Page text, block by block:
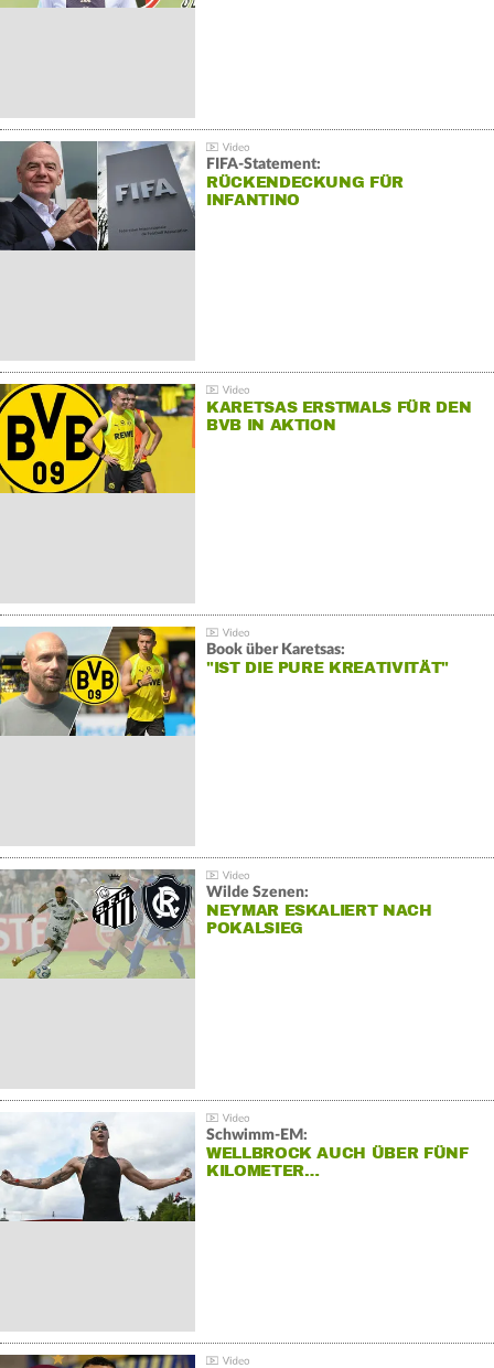
FIFA-Statement:
RÜCKENDECKUNG FÜR
INFANTINO
KARETSAS ERSTMALS FÜR DEN
BVB IN AKTION
Book über Karetsas:
"IST DIE PURE KREATIVITÄT"
Wilde Szenen:
NEYMAR ESKALIERT NACH
POKALSIEG
Schwimm-EM:
WELLBROCK AUCH ÜBER FÜNF
KILOMETER…